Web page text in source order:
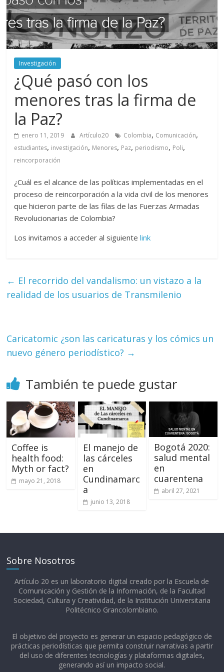
periodismo
digital
del
Politécnico
Grancolombiano
Investigación
¿Qué pasó con los
menores tras la firma de
la Paz?
enero 11, 2019 Artículo20 Colombia, Comunicación,
estudiantes, investigación, Menores, Paz, periodismo, Poli,
reincorporación
¿Cuál es el alcance de las políticas implementadas en el
proceso de reincorporación a la vida civil de los menores
que hicieron parte de las filas de las Fuerzas Armadas
Revolucionarias de Colombia?
Los invitamos a acceder al siguiente link
← El recorrido del vandalismo: un vistazo a la
realidad de los usuarios de Transmilenio
Caricatomic ¿son las caricaturas y los cómics un
nuevo género periodístico? →
También te puede gustar
Coffee is
health food:
Myth or fact?
mayo 21, 2018
El manejo de
las cárceles
en
Cundinamarc
a
junio 13, 2018
Bogotá 2020:
salud mental
en
cuarentena
abril 27, 2021
Sobre Nosotros
Artículo 20 es un laboratorio digital creado por la Escuela de
Comunicación y Gestión de la Información, de la Facultad
Sociedad, Cultura y Creatividad, de la Institución Universitaria
Politécnico Grancolombiano.​
El objetivo del proyecto es generar un espacio pedagógico de
prácticas periodísticas que permita construir narrativas a partir
del uso de diferentes tecnologías y plataformas digitales,
generando así un impacto social.